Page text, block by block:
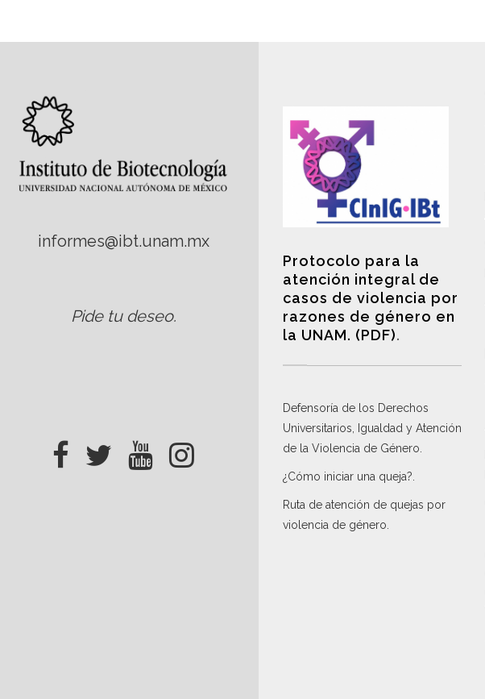
informes@ibt.unam.mx
Pide tu deseo.
Protocolo para la
atención integral de
casos de violencia por
razones de género en
la UNAM. (PDF).
Defensoría de los Derechos
Universitarios, Igualdad y Atención
de la Violencia de Género
¿Cómo iniciar una queja?
Ruta de atención de quejas por
violencia de género